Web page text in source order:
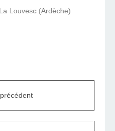
Louvesc (Ardèche)